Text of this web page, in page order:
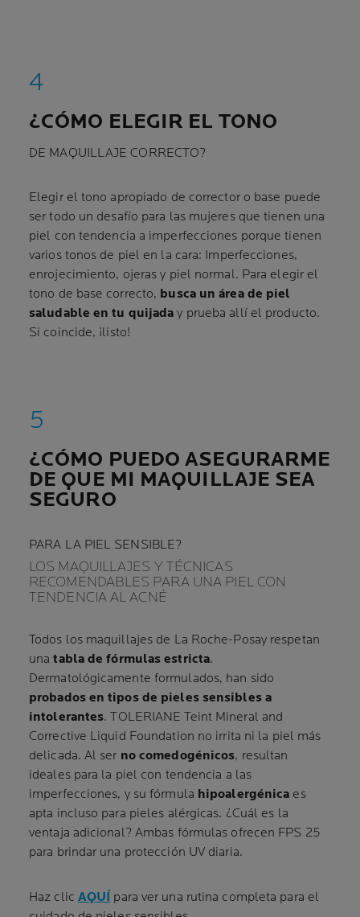
¿CÓMO ELEGIR EL TONO
DE MAQUILLAJE CORRECTO?
Elegir el tono apropiado de corrector o base puede
ser todo un desafío para las mujeres que tienen una
piel con tendencia a imperfecciones porque tienen
varios tonos de piel en la cara: Imperfecciones,
enrojecimiento, ojeras y piel normal. Para elegir el
tono de base correcto, busca un área de piel
saludable en tu quijada y prueba allí el producto.
Si coincide, ¡listo!
¿CÓMO PUEDO ASEGURARME
DE QUE MI MAQUILLAJE SEA
SEGURO
PARA LA PIEL SENSIBLE?
LOS MAQUILLAJES Y TÉCNICAS
RECOMENDABLES PARA UNA PIEL CON
TENDENCIA AL ACNÉ
Todos los maquillajes de La Roche-Posay respetan
unatabla de fórmulas estricta.
Dermatológicamente formulados, han sido
probados en tipos de pieles sensibles a
intolerantes. TOLERIANE Teint Mineral and
Corrective Liquid Foundation no irrita ni la piel más
delicada. Al ser no comedogénicos, resultan
ideales para la piel con tendencia a las
imperfecciones, y su fórmula hipoalergénica es
apta incluso para pieles alérgicas. ¿Cuál es la
ventaja adicional? Ambas fórmulas ofrecen FPS 25
para brindar una protección UV diaria.
Haz clic AQUÍ para ver una rutina completa para el